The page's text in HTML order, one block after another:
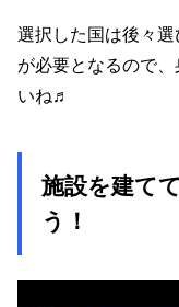
選択した国は後々
が必要となるので
いね♬
施設を建て
う！